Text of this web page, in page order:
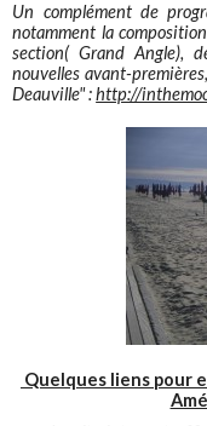
Un complément de
notamment la
section( Grand Angle),
nouvelles avant-
Deauville" :http://
Quelques liens pour